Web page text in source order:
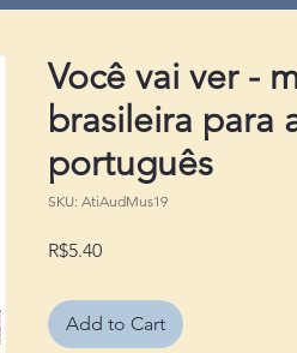
Você vai ver -
brasileira para
português
SKU: AtiAudMus19
R$5.40Price
Add to Cart